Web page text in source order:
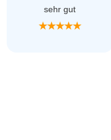
sehr gut
★★★★★